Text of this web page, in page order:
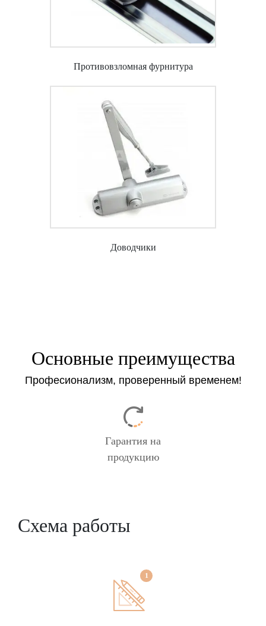
Противовзломная фурнитура
Доводчики
Основные преимущества
Професионализм, проверенный временем!
Гарантия на
продукцию
Схема работы